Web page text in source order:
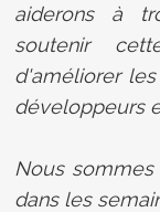
aiderons à
soutenir
d'améliorer
développeurs
Nous
dans les